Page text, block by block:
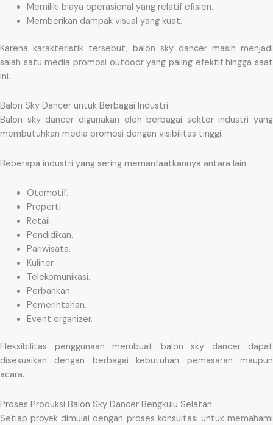
Memiliki biaya operasional yang relatif efisien.
Memberikan dampak visual yang kuat.
Karena karakteristik tersebut, balon sky dancer masih menjadi
salah satu media promosi outdoor yang paling efektif hingga saat
ini.
Balon Sky Dancer untuk Berbagai Industri
Balon sky dancer digunakan oleh berbagai sektor industri yang
membutuhkan media promosi dengan visibilitas tinggi.
Beberapa industri yang sering memanfaatkannya antara lain:
Otomotif.
Properti.
Retail.
Pendidikan.
Pariwisata.
Kuliner.
Telekomunikasi.
Perbankan.
Pemerintahan.
Event organizer.
Fleksibilitas penggunaan membuat balon sky dancer dapat
disesuaikan dengan berbagai kebutuhan pemasaran maupun
acara.
Proses Produksi Balon Sky Dancer Bengkulu Selatan
Setiap proyek dimulai dengan proses konsultasi untuk memahami